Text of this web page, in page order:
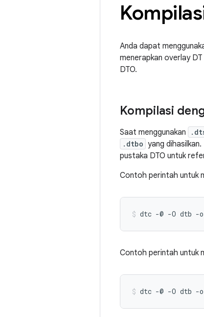
Anda dapat
menerapkan overlay
DTO.
Kompilasi
Saat menggunakan
.dtbo yang dihasilkan.
pustaka DTO untuk
Contoh perintah untuk
Contoh perintah untuk